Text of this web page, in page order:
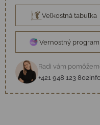
Veľkostná tabuľka
Vernostný program
Radi vám
+421 948 123 802